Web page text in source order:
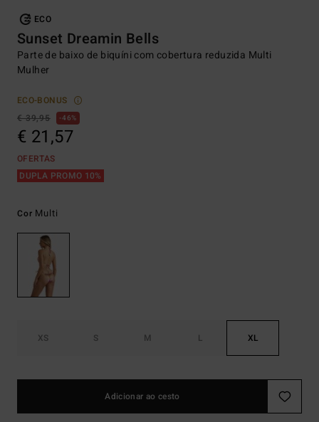
ECO
Sunset Dreamin Bells
Parte de baixo de biquíni com cobertura reduzida Multi
Mulher
ECO-BONUS
€ 39,95
46%
€ 21,57
OFERTAS
DUPLA PROMO 10%
Cor Multi
XS S M L XL
Adicionar ao cesto